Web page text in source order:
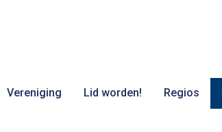
Vereniging Lid worden! Regios